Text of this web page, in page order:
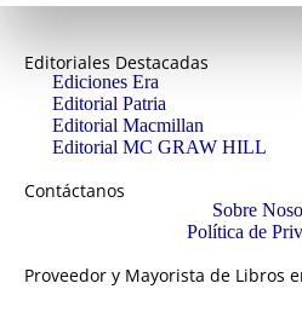
Editoriales Destacadas
Ediciones Era
Editorial Patria
Editorial Macmillan
Editorial MC GRAW HILL
Contáctanos
Sobre
Política de
Proveedor y Mayorista de Libros